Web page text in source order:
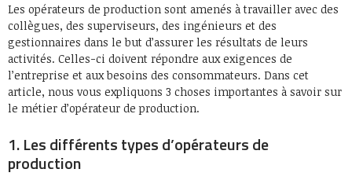
Les opérateurs de production sont amenés à travailler avec des
collègues, des superviseurs, des ingénieurs et des
gestionnaires dans le but d’assurer les résultats de leurs
activités. Celles-ci doivent répondre aux exigences de
l’entreprise et aux besoins des consommateurs. Dans cet
article, nous vous expliquons 3 choses importantes à savoir sur
le métier d’opérateur de production.
1. Les différents types d’opérateurs de
production